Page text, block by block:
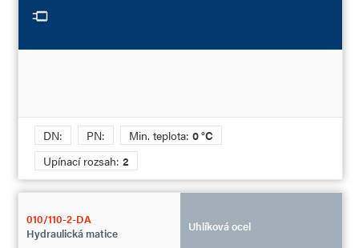
DN: PN: Min. teplota:0 °C
Upínací rozsah:2
010/110-2-DA
Hydraulická matice
Uhlíková ocel